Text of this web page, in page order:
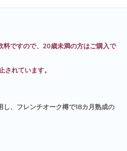
ですので、20歳未満の方はご購入で
れています。
、フレンチオーク樽で18カ月熟成の